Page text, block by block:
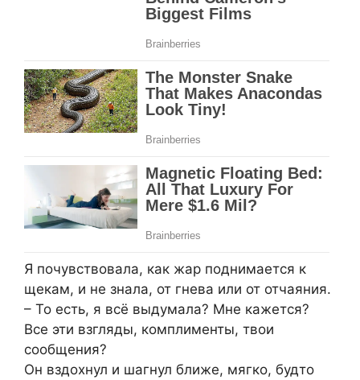
Я почувствовала, как жар поднимается к
щекам, и не знала, от гнева или от отчаяния.
– То есть, я всё выдумала? Мне кажется?
Все эти взгляды, комплименты, твои
сообщения?
Он вздохнул и шагнул ближе, мягко, будто